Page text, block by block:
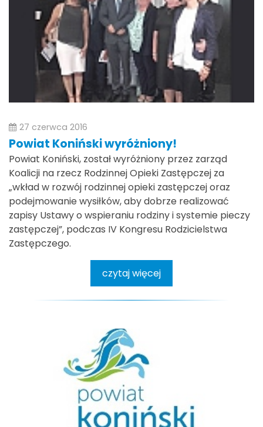
27 czerwca 2016
Powiat Koniński wyróżniony!
Powiat Koniński, został wyróżniony przez zarząd
Koalicji na rzecz Rodzinnej Opieki Zastępczej za
„wkład w rozwój rodzinnej opieki zastępczej oraz
podejmowanie wysiłków, aby dobrze realizować
zapisy Ustawy o wspieraniu rodziny i systemie pieczy
zastępczej”, podczas IV Kongresu Rodzicielstwa
Zastępczego.
czytaj więcej